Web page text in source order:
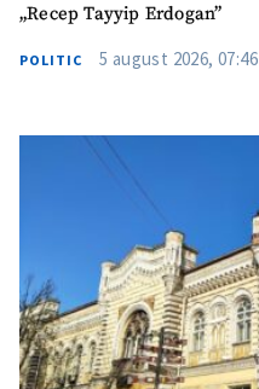
„Recep Tayyip Erdogan”
POLITIC 5 august 2026, 07:46